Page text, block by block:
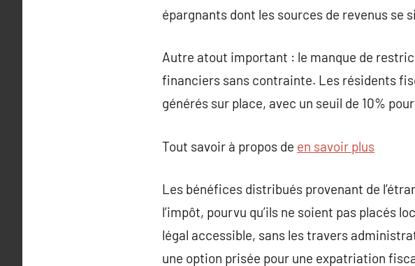
épargnants dont les sources de revenus se
Autre atout important : le manque de
financiers sans contrainte. Les résidents
générés sur place, avec un seuil de 10%
Tout savoir à propos de en savoir plus
Les bénéfices distribués provenant de
l’impôt, pourvu qu’ils ne soient pas placés
légal accessible, sans les travers
une option prisée pour une expatriation